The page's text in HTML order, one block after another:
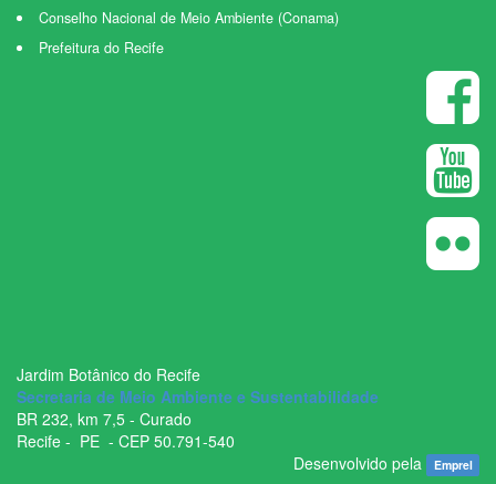
Conselho Nacional de Meio Ambiente (Conama)
Prefeitura do Recife
Jardim Botânico do Recife
Secretaria de Meio Ambiente e Sustentabilidade
BR ­232, km 7,5 - Curado
Recife - ­ PE - CEP 50.791­-540
Desenvolvido pela Emprel